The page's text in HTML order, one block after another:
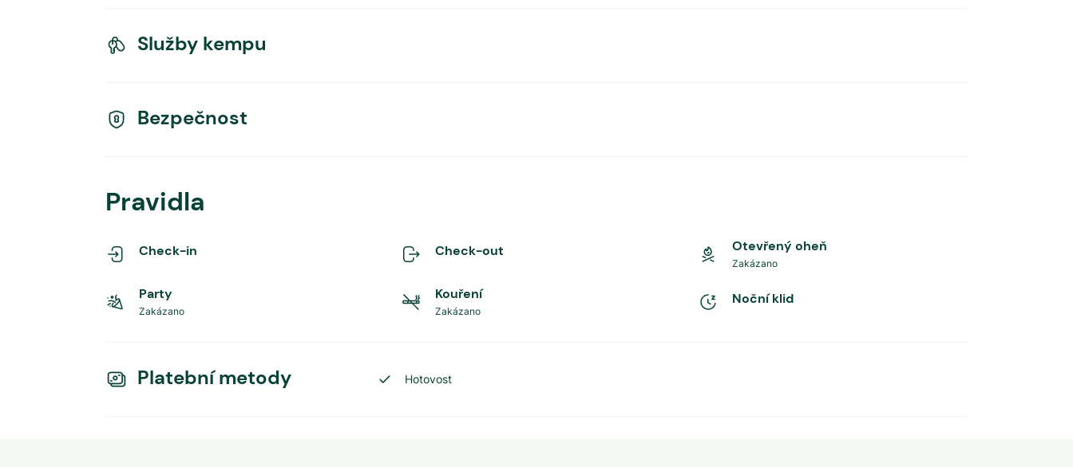
Služby kempu
Bezpečnost
Pravidla
Check-in Check-out Otevřený oheň
Zakázano
Party
Zakázano
Kouření
Zakázano
Noční klid
Platební metody Hotovost